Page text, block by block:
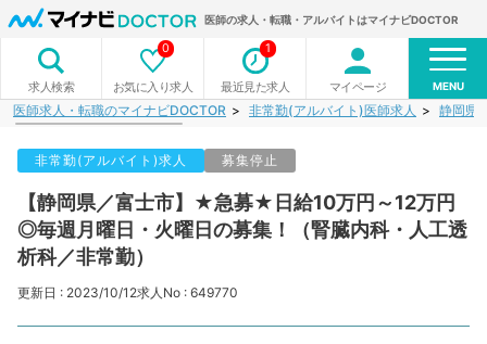
医師の求人・転職・アルバイトはマイナビDOCTOR
求人検索 お気に入り求人
0
最近見た求人
1
マイページ MENU
医師求人・転職のマイナビDOCTOR 非常勤(アルバイト)医師求人 静岡県
非常勤(アルバイト)求人 募集停止
【静岡県／富士市】★急募★日給10万円～12万円
◎毎週月曜日・火曜日の募集！（腎臓内科・人工透
析科／非常勤）
更新日 : 2023/10/12求人No : 649770